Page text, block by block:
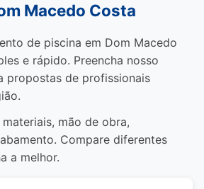
Macedo Costa
de piscina em Dom Macedo
e rápido. Preencha nosso
propostas de profissionais
mão de obra,
Compare diferentes
a melhor.